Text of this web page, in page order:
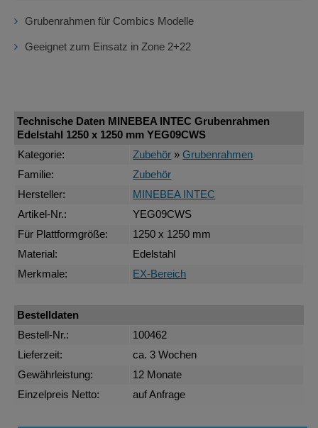
Grubenrahmen für Combics Modelle
Geeignet zum Einsatz in Zone 2+22
Technische Daten MINEBEA INTEC Grubenrahmen
Edelstahl 1250 x 1250 mm YEG09CWS
Kategorie:
Zubehör »Grubenrahmen
Familie:
Zubehör
Hersteller:
MINEBEA INTEC
Artikel-Nr.:
YEG09CWS
Für Plattformgröße:
1250 x 1250 mm
Material:
Edelstahl
Merkmale:
EX-Bereich
Bestelldaten
Bestell-Nr.:
100462
Lieferzeit:
ca. 3 Wochen
Gewährleistung:
12 Monate
Einzelpreis Netto:
auf Anfrage